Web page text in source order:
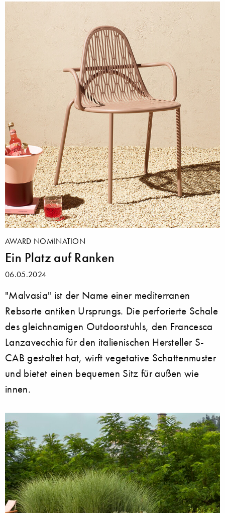
AWARD NOMINATION
Ein Platz auf Ranken
06.05.2024
"Malvasia" ist der Name einer mediterranen
Rebsorte antiken Ursprungs. Die perforierte Schale
des gleichnamigen Outdoorstuhls, den Francesca
Lanzavecchia für den italienischen Hersteller S-
CAB gestaltet hat, wirft vegetative Schattenmuster
und bietet einen bequemen Sitz für außen wie
innen.